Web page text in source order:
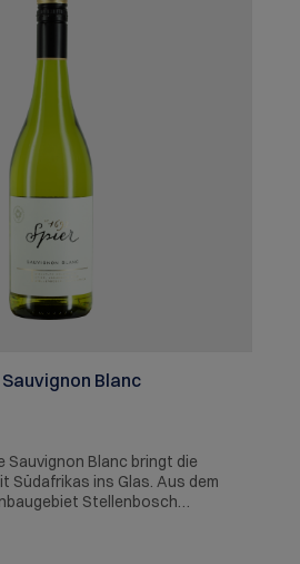
Blanc
Sauvignon Blanc bringt die
Südafrikas ins Glas. Aus dem
Stellenbosch
einem aromatischen Profil.